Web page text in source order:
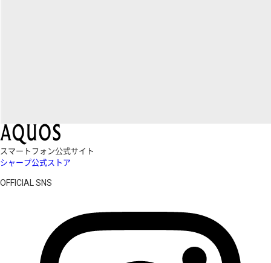
スマートフォン公式サイト
シャープ公式ストア
OFFICIAL SNS